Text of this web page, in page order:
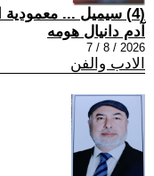
(4) سيميل ... معمودية الدم
آدم دانيال هومه
2026 / 8 / 7
الادب والفن